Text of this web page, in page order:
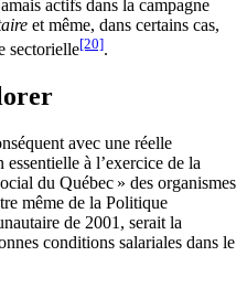
actifs dans la campagne
et même, dans certains cas,
sectorielle[20].
avec une réelle
à l’exercice de la
du Québec » des organismes
même de la Politique
de 2001, serait la
conditions salariales dans le